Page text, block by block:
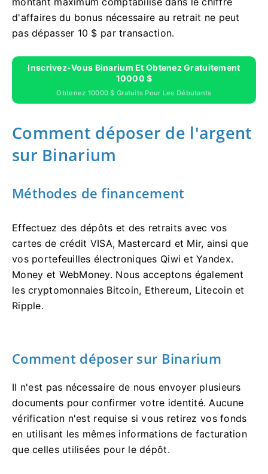
d'affaires du bonus nécessaire au retrait ne peut
pas dépasser 10 $ par transaction.
Inscrivez-Vous Binarium Et Obtenez Gratuitement
10000 $
Obtenez 10000 $ Gratuits Pour Les Débutants
Comment déposer de l'argent
sur Binarium
Méthodes de financement
Effectuez des dépôts et des retraits avec vos
cartes de crédit VISA, Mastercard et Mir, ainsi que
vos portefeuilles électroniques Qiwi et Yandex.
Money et WebMoney. Nous acceptons également
les cryptomonnaies Bitcoin, Ethereum, Litecoin et
Ripple.
Comment déposer sur Binarium
Il n'est pas nécessaire de nous envoyer plusieurs
documents pour confirmer votre identité. Aucune
vérification n'est requise si vous retirez vos fonds
en utilisant les mêmes informations de facturation
que celles utilisées pour le dépôt.